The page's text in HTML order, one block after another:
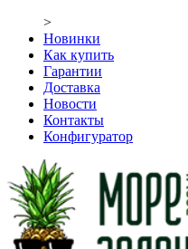
>
Новинки
Как купить
Гарантии
Доставка
Новости
Контакты
Конфигуратор